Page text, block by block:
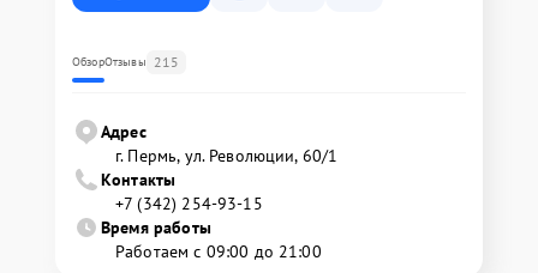
ОбзорОтзывы 215
Адрес
г. Пермь, ул. ​Революции, 60/1
Контакты
+7 (342) 254-93-15
Время работы
Работаем с 09:00 до 21:00